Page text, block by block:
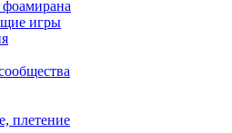
игры
плетение